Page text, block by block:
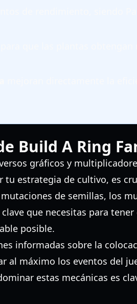
Build A Ring
gráficos y
tu estrategia de cultivo, es
de semillas, los
que necesitas para
posible.
informadas sobre la
al máximo los eventos del
estas mecánicas es